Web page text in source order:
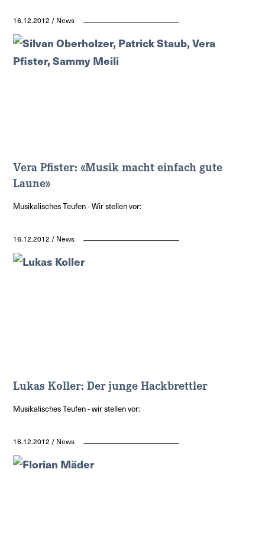
16.12.2012 / News
Vera Pfister: «Musik macht einfach gute
Laune»
Musikalisches Teufen - Wir stellen vor:
16.12.2012 / News
Lukas Koller: Der junge Hackbrettler
Musikalisches Teufen - wir stellen vor:
16.12.2012 / News